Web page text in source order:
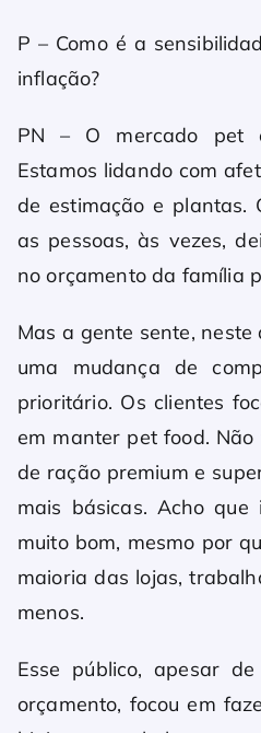
P – Como é a
inflação?
PN – O mercado pet
Estamos lidando com
de estimação e plantas.
as pessoas, às vezes,
no orçamento da família
Mas a gente sente,
uma mudança de
prioritário. Os clientes
em manter pet food.
de ração premium e
mais básicas. Acho
muito bom, mesmo por
maioria das lojas,
menos.
Esse público, apesar
orçamento, focou em